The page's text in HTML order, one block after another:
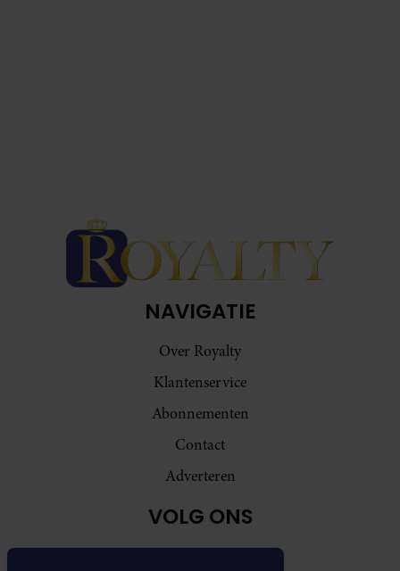
NAVIGATIE
Over Royalty
Klantenservice
Abonnementen
Contact
Adverteren
VOLG ONS